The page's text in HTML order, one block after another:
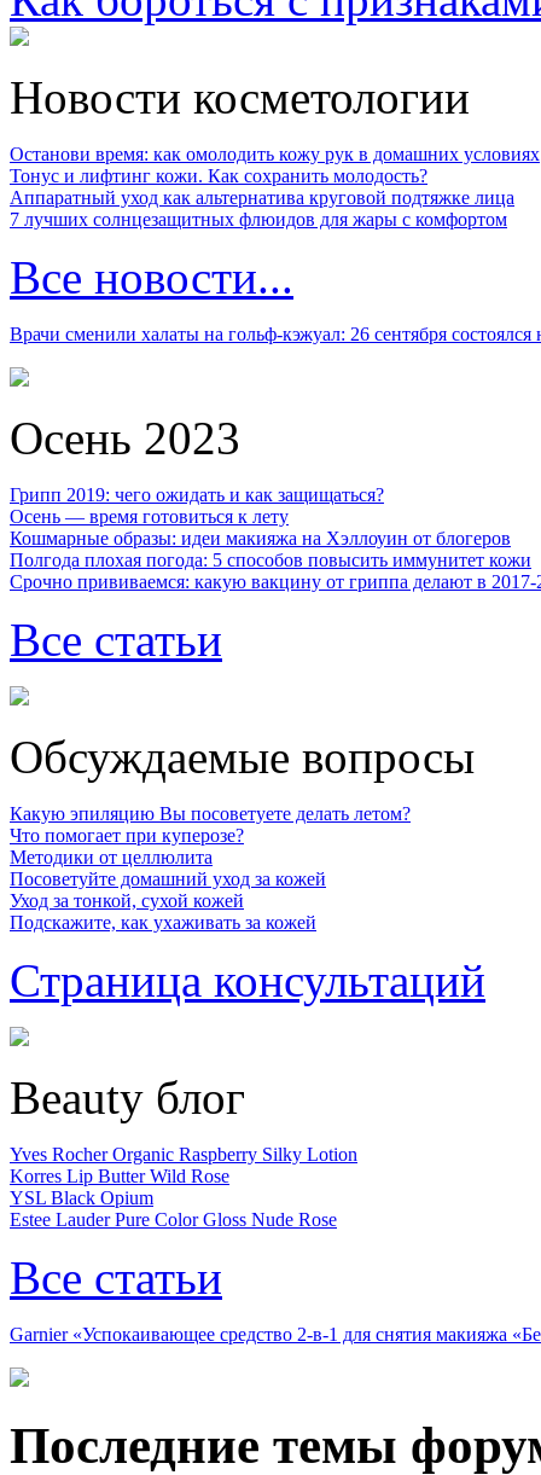
Новости косметологии
Останови время: как омолодить кожу рук в домашних условиях
Тонус и лифтинг кожи. Как сохранить молодость?
Аппаратный уход как альтернатива круговой подтяжке лица
7 лучших солнцезащитных флюидов для жары с комфортом
Все новости...
Врачи сменили халаты на гольф-кэжуал: 26 сентября
Осень 2023
Грипп 2019: чего ожидать и как защищаться?
Осень — время готовиться к лету
Кошмарные образы: идеи макияжа на Хэллоуин от блогеров
Полгода плохая погода: 5 способов повысить иммунитет кожи
Срочно прививаемся: какую вакцину от гриппа делают в 2017-
Все статьи
Обсуждаемые вопросы
Какую эпиляцию Вы посоветуете делать летом?
Что помогает при куперозе?
Методики от целлюлита
Посоветуйте домашний уход за кожей
Уход за тонкой, сухой кожей
Подскажите, как ухаживать за кожей
Страница консультаций
Beauty блог
Yves Rocher Organic Raspberry Silky Lotion
Korres Lip Butter Wild Rose
YSL Black Opium
Estee Lauder Pure Color Gloss Nude Rose
Все статьи
Garnier «Успокаивающее средство 2-в-1 для снятия макияжа
Последние темы